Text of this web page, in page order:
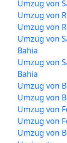
Umzug von
Umzug von
Umzug von
Umzug von
Bahia
Umzug von
Bahia
Umzug von
Umzug von
Umzug von
Umzug von
Umzug von